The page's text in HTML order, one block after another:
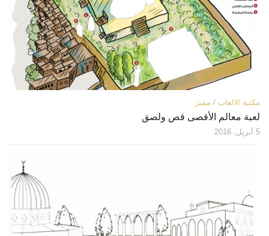
مكتبة الالعاب / مميز
لعبة معالم الأقصى قص ولصق
5 أبريل, 2016